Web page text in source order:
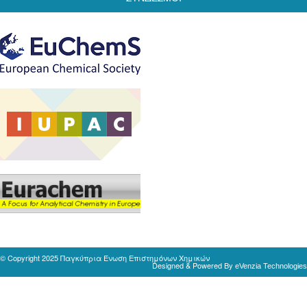
© Copyright 2025 Παγκύπρια Ένωση Επιστημόνων Χημικών
Designed & Powered By eVenzia Technologies